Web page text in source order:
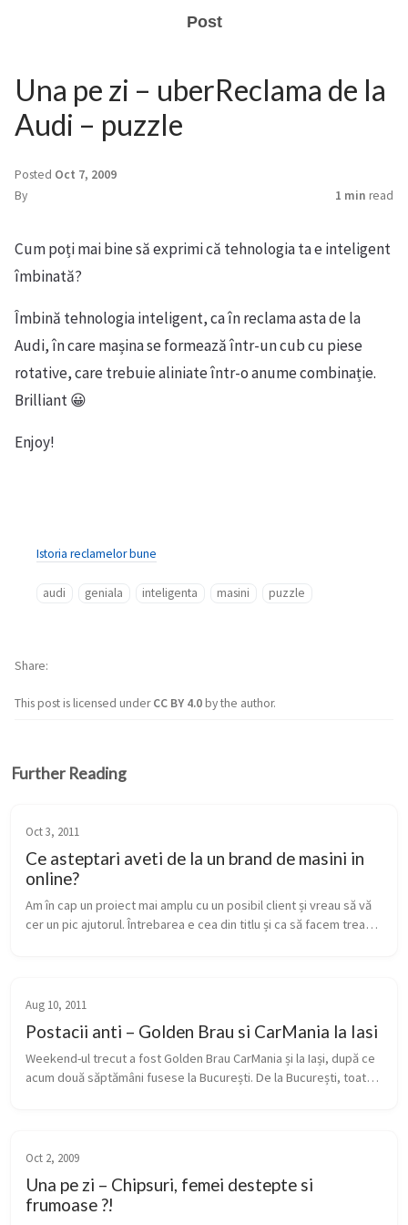
Post
Una pe zi – uberReclama de la
Audi – puzzle
Posted Oct 7, 2009
By
1 min read
Cum poți mai bine să exprimi că tehnologia ta e inteligent
îmbinată?
Îmbină tehnologia inteligent, ca în reclama asta de la
Audi, în care mașina se formează într-un cub cu piese
rotative, care trebuie aliniate într-o anume combinație.
Brilliant 😀
Enjoy!
Istoria reclamelor bune
audi geniala inteligenta masini puzzle
This post is licensed underCC BY 4.0by the author.
Share
Further Reading
Oct 3, 2011
Ce asteptari aveti de la un brand de masini in
online?
Am în cap un proiect mai amplu cu un posibil client și vreau să vă
cer un pic ajutorul. Întrebarea e cea din titlu și ca să facem treaba
Aug 10, 2011
Postacii anti – Golden Brau si CarMania la Iasi
Weekend-ul trecut a fost Golden Brau CarMania și la Iași, după ce
acum două săptămâni fusese la București. De la București, toate
Oct 2, 2009
Una pe zi – Chipsuri, femei destepte si
frumoase ?!